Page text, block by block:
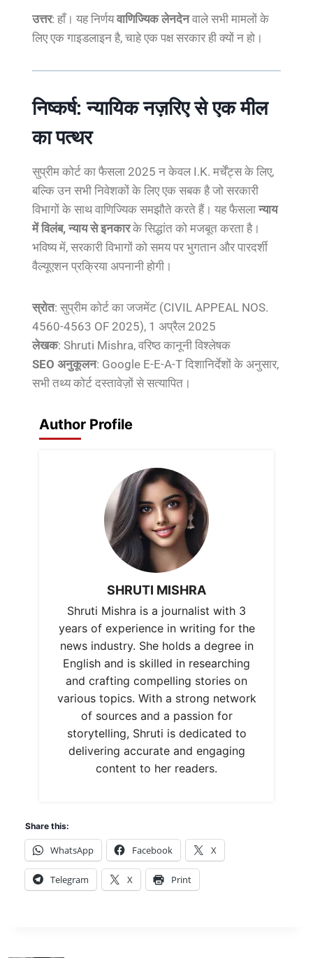
उत्तर: हाँ। यह निर्णयवाणिज्यिक लेनदेनवाले सभी मामलों के
लिए एक गाइडलाइन है, चाहे एक पक्ष सरकार ही क्यों न हो।
निष्कर्ष: न्यायिक नज़रिए से एक मील
का पत्थर
सुप्रीम कोर्ट का फैसला 2025 न केवल I.K. मर्चेंट्स के लिए,
बल्कि उन सभी निवेशकों के लिए एक सबक है जो सरकारी
विभागों के साथ वाणिज्यिक समझौते करते हैं। यह फैसला न्याय
में विलंब, न्याय से इनकारके सिद्धांत को मजबूत करता है।
भविष्य में, सरकारी विभागों को समय पर भुगतान और पारदर्शी
वैल्यूएशन प्रक्रिया अपनानी होगी।
स्रोत: सुप्रीम कोर्ट का जजमेंट (CIVIL APPEAL NOS.
4560-4563 OF 2025), 1 अप्रैल 2025
लेखक: Shruti Mishra, वरिष्ठ कानूनी विश्लेषक
SEO अनुकूलन: Google E-E-A-T दिशानिर्देशों के अनुसार,
सभी तथ्य कोर्ट दस्तावेज़ों से सत्यापित।
Author Profile
SHRUTI MISHRA
Shruti Mishra is a journalist with 3
years of experience in writing for the
news industry. She holds a degree in
English and is skilled in researching
and crafting compelling stories on
various topics. With a strong network
of sources and a passion for
storytelling, Shruti is dedicated to
delivering accurate and engaging
content to her readers.
Share this:
WhatsApp Facebook X
Telegram X Print